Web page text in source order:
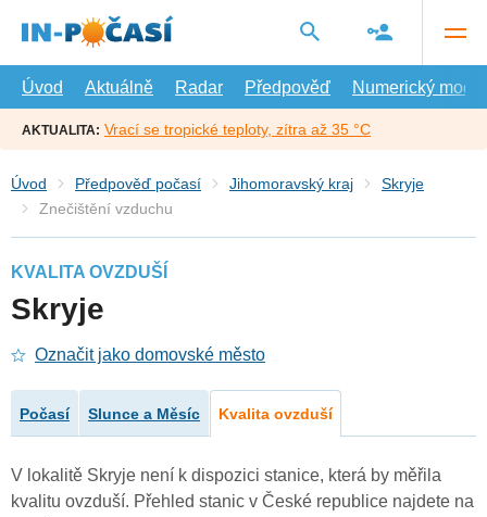
hlavní
Úvod
Aktuálně Radar Předpověď Numerický model
AKTUALITA: Vrací se tropické teploty, zítra až 35 °C
Úvod Předpověď počasí Jihomoravský kraj
Skryje
Znečištění vzduchu
KVALITA OVZDUŠÍ
Skryje
Označit jako domovské město
Počasí Slunce a Měsíc Kvalita ovzduší
V lokalitě Skryje není k dispozici stanice, která by měřila
kvalitu ovzduší. Přehled stanic v České republice najdete na